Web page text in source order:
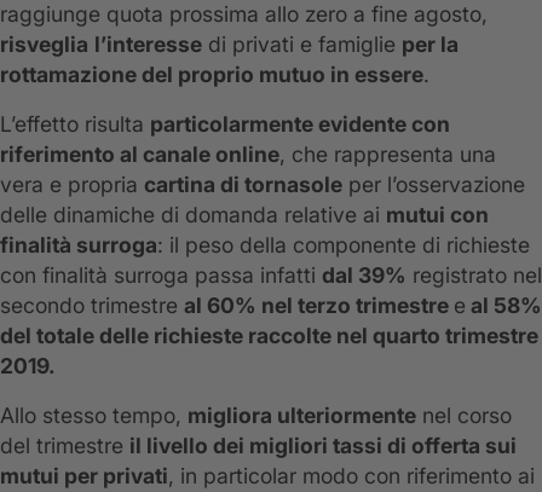
raggiunge quota prossima allo zero a fine agosto,
risveglia l’interesse di privati e famiglie per la
rottamazione del proprio mutuo in essere.
L’effetto risulta particolarmente evidente con
riferimento al canale online, che rappresenta una
vera e propria cartina di tornasole per l’osservazione
delle dinamiche di domanda relative ai mutui con
finalità surroga: il peso della componente di richieste
con finalità surroga passa infatti dal 39% registrato nel
secondo trimestre al 60% nel terzo trimestre e al 58%
del totale delle richieste raccolte nel quarto trimestre
2019.
Allo stesso tempo, migliora ulteriormente nel corso
del trimestre il livello dei migliori tassi di offerta sui
mutui per privati, in particolar modo con riferimento ai